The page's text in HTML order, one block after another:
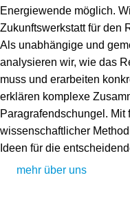
Energiewende möglich.
Zukunftswerkstatt für den
Als unabhängige und
analysieren wir, wie das
muss und erarbeiten
erklären komplexe
Paragrafendschungel. Mit
wissenschaftlicher
Ideen für die
mehr über uns